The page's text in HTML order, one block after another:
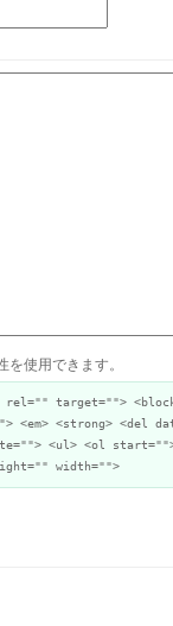
を使用できます。
target="">
<em> <strong> <del
<ul> <ol
width="">